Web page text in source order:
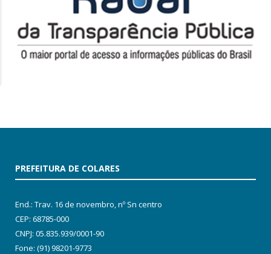
PREFEITURA DE COLARES
End.: Trav. 16 de novembro, nº Sn centro
CEP: 68785-000
CNPJ: 05.835.939/0001-90
Fone: (91) 98201-9773